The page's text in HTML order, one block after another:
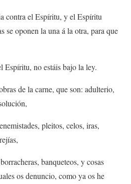
contra el Espíritu, y el Espíritu
se oponen la una á la otra, para que
Espíritu, no estáis bajo la ley.
de la carne, que son: adulterio,
pleitos, celos, iras,
banqueteos, y cosas
os denuncio, como ya os he